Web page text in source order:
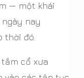
— một khái
nay
thời đó.
cổ xưa